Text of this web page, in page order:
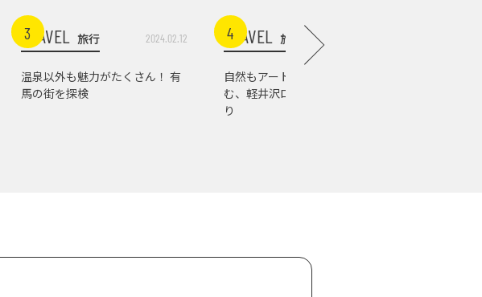
3
TRAVEL 旅行 2024.02.12
温泉以外も魅力がたくさん！ 有
馬の街を探検
4
TRAVEL 旅行
自然もアートもグルメも楽し
む、軽井沢ローカルスポット巡
り